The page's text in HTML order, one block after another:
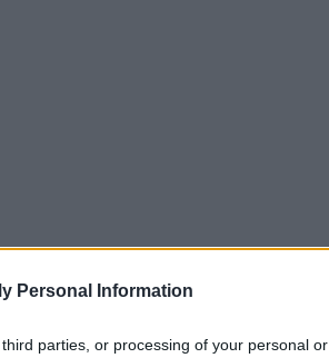
Personal Information
parties, or processing of your personal or